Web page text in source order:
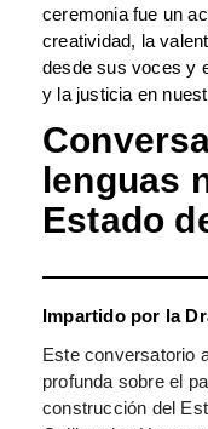
ceremonia fue un
creatividad, la
desde sus voces y
y la justicia en
lenguas
Estado
Impartido por la
Este conversatorio
profunda sobre el
construcción del